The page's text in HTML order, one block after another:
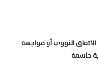
الاتفاق النووي أو مواجهة
حاسمة